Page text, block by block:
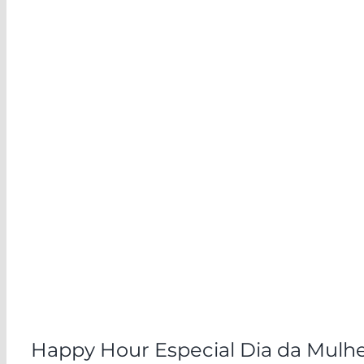
Happy Hour Especial Dia da